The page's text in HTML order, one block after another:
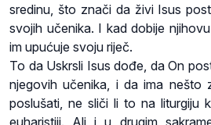
sredinu, što znači da živi Isus
svojih učenika. I kad dobije
im upućuje svoju riječ.
To da Uskrsli Isus dođe, da On
njegovih učenika, i da ima nešto
poslušati, ne sliči li to na liturgiju